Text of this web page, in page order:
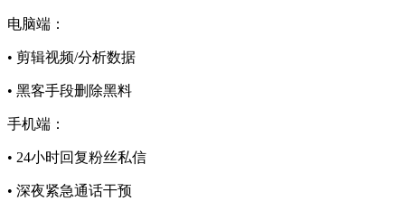
电脑端：
• 剪辑视频/分析数据
• 黑客手段删除黑料
手机端：
• 24小时回复粉丝私信
• 深夜紧急通话干预